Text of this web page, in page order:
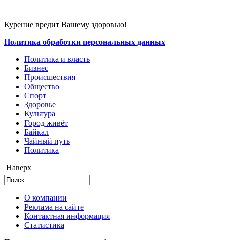
Курение вредит Вашему здоровью!
Политика обработки персональных данных
Политика и власть
Бизнес
Происшествия
Общество
Cпорт
Здоровье
Культура
Город живёт
Байкал
Чайный путь
Политика
Наверх
О компании
Реклама на сайте
Контактная информация
Статистика